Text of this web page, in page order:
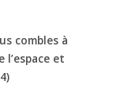
combles à
et